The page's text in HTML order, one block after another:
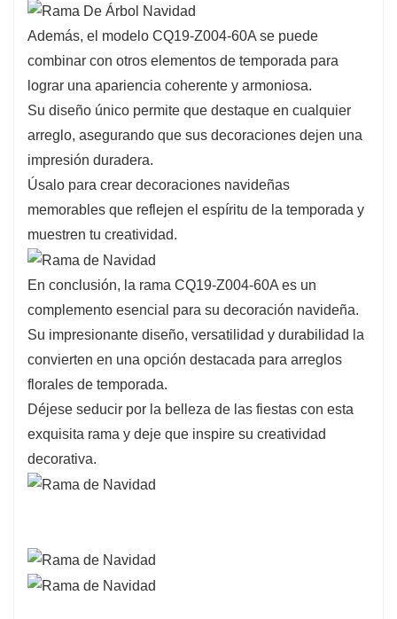
Esta adaptabilidad garantiza que combine con
cualquier estilo de decoración, convirtiéndola en una
valiosa adición a tu colección navideña.
Además, el modelo CQ19-Z004-60A se puede
combinar con otros elementos de temporada para
lograr una apariencia coherente y armoniosa.
Su diseño único permite que destaque en cualquier
arreglo, asegurando que sus decoraciones dejen una
impresión duradera.
Úsalo para crear decoraciones navideñas
memorables que reflejen el espíritu de la temporada y
muestren tu creatividad.
En conclusión, la rama CQ19-Z004-60A es un
complemento esencial para su decoración navideña.
Su impresionante diseño, versatilidad y durabilidad la
convierten en una opción destacada para arreglos
florales de temporada.
Déjese seducir por la belleza de las fiestas con esta
exquisita rama y deje que inspire su creatividad
decorativa.